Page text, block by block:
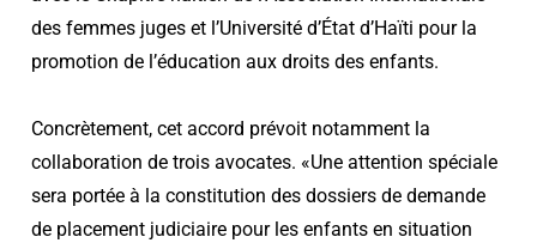
des femmes juges et l’Université d’État d’Haïti pour la
promotion de l’éducation aux droits des enfants.
Concrètement, cet accord prévoit notamment la
collaboration de trois avocates. «Une attention spéciale
sera portée à la constitution des dossiers de demande
de placement judiciaire pour les enfants en situation